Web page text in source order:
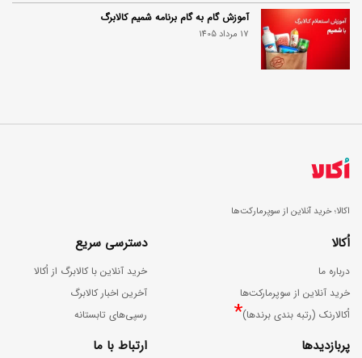
آموزش گام به گام برنامه شمیم کالابرگ
17 مرداد 1405
اکالا؛ خرید آنلاین از سوپرمارکت‌ها
اُکالا
درباره ما
خرید آنلاین از سوپرمارکت‌ها
اُکالارنک (رتبه بندی برندها)*
دسترسی سریع
خرید آنلاین با کالابرگ از اُکالا
آخرین اخبار کالابرگ
رسپی‌های تابستانه
پربازدیدها ارتباط با ما